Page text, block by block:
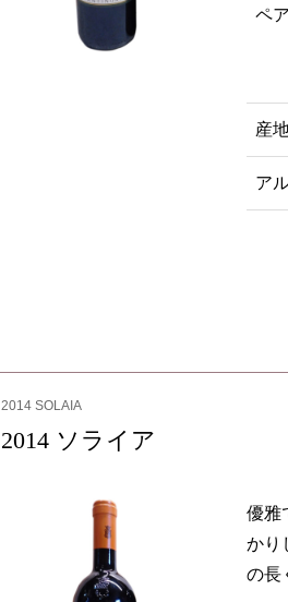
ペ
産
ア
2014 SOLAIA
2014 ソライア
優雅
かり
の長